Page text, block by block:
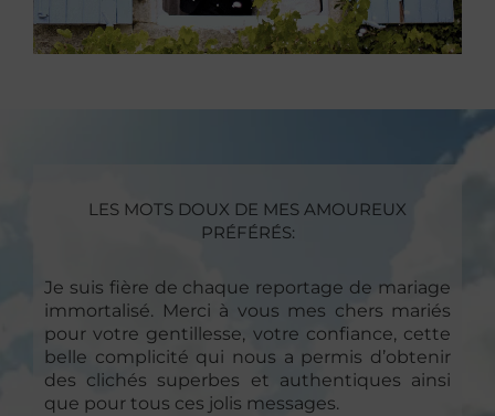
LES MOTS DOUX DE MES AMOUREUX
PRÉFÉRÉS:
Je suis fière de chaque reportage de mariage
immortalisé. Merci à vous mes chers mariés
pour votre gentillesse, votre confiance, cette
belle complicité qui nous a permis d’obtenir
des clichés superbes et authentiques ainsi
que pour tous ces jolis messages.